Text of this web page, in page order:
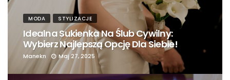
MODA STYLIZACJE
Idealna Sukienka Na Ślub Cywilny:
Wybierz Najlepszą Opcję Dla Siebie!
Manekn Maj 27, 2025